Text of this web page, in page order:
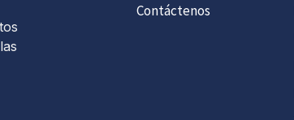
Contáctenos